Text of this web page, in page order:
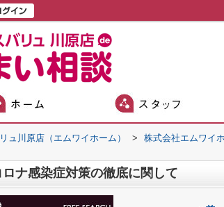
ュ川原店（エムワイホーム） > 株式会社エムワイ
ナ感染症対策の徹底に関して